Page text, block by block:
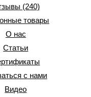
(240)
товары
О нас
Статьи
с нами
Видео